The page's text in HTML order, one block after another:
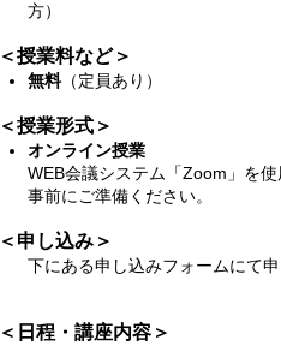
方）
授業料など＞
無料（定員あり）
授業形式＞
オンライン授業
WEB会議システム「Zoom」を
事前にご準備ください。
申し込み＞
下にある申し込みフォームにて申
日程・講座内容＞